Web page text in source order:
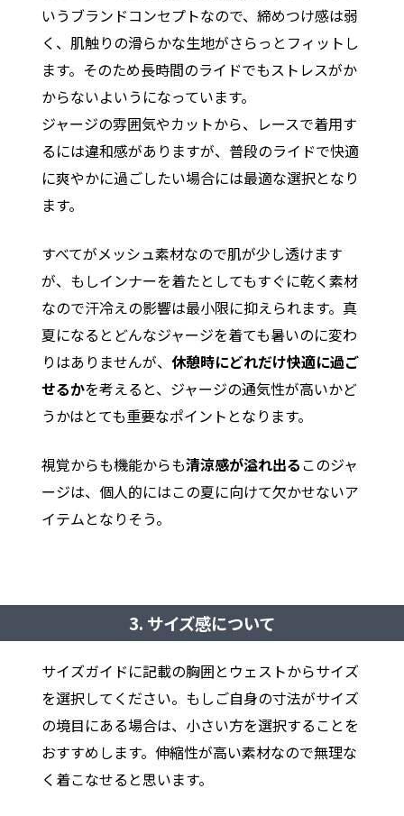
いうブランドコンセプトなので、締めつけ感は弱
く、肌触りの滑らかな生地がさらっとフィットし
ます。そのため長時間のライドでもストレスがか
からないよいうになっています。
ジャージの雰囲気やカットから、レースで着用す
るには違和感がありますが、普段のライドで快適
に爽やかに過ごしたい場合には最適な選択となり
ます。
すべてがメッシュ素材なので肌が少し透けます
が、もしインナーを着たとしてもすぐに乾く素材
なので汗冷えの影響は最小限に抑えられます。真
夏になるとどんなジャージを着ても暑いのに変わ
りはありませんが、休憩時にどれだけ快適に過ご
せるかを考えると、ジャージの通気性が高いかど
うかはとても重要なポイントとなります。
視覚からも機能からも清涼感が溢れ出るこのジャ
ージは、個人的にはこの夏に向けて欠かせないア
イテムとなりそう。
3. サイズ感について
サイズガイドに記載の胸囲とウェストからサイズ
を選択してください。もしご自身の寸法がサイズ
の境目にある場合は、小さい方を選択することを
おすすめします。伸縮性が高い素材なので無理な
く着こなせると思います。